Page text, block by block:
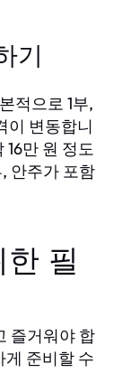
기
적으로 1부,
이 변동합니
16만 원 정도
안주가 포함
필
즐거워야 합
게 준비할 수